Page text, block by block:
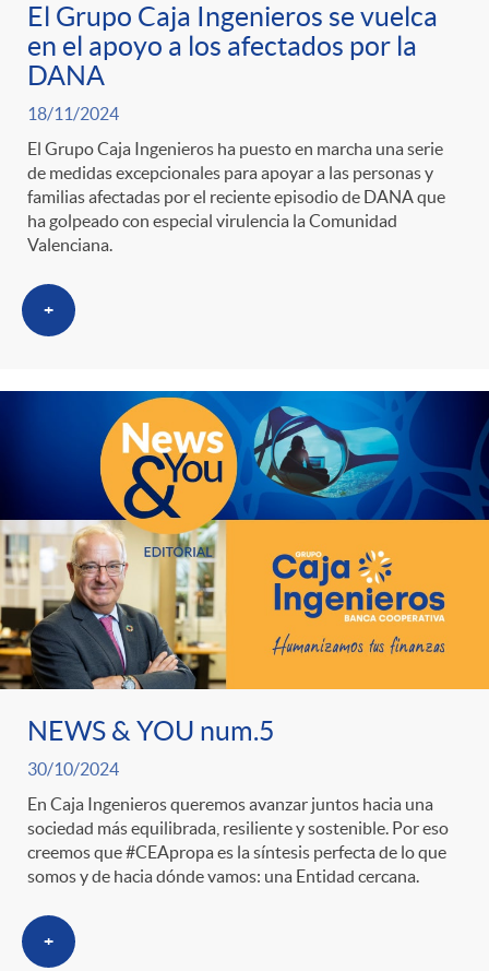
El Grupo Caja Ingenieros se vuelca
en el apoyo a los afectados por la
DANA
18/11/2024
El Grupo Caja Ingenieros ha puesto en marcha una serie
de medidas excepcionales para apoyar a las personas y
familias afectadas por el reciente episodio de DANA que
ha golpeado con especial virulencia la Comunidad
Valenciana.
+
NEWS & YOU num.5
30/10/2024
En Caja Ingenieros queremos avanzar juntos hacia una
sociedad más equilibrada, resiliente y sostenible. Por eso
creemos que #CEApropa es la síntesis perfecta de lo que
somos y de hacia dónde vamos: una Entidad cercana.
+